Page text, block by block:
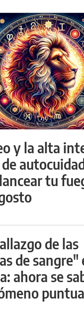
y la alta
tu
de las
de sangre"
ahora se